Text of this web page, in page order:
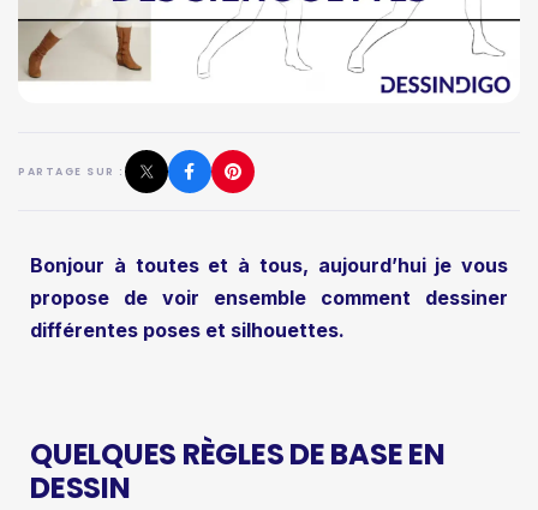
PARTAGE SUR :
Bonjour à toutes et à tous, aujourd’hui je vous
propose de voir ensemble comment dessiner
différentes poses et silhouettes.
QUELQUES RÈGLES DE BASE EN
DESSIN